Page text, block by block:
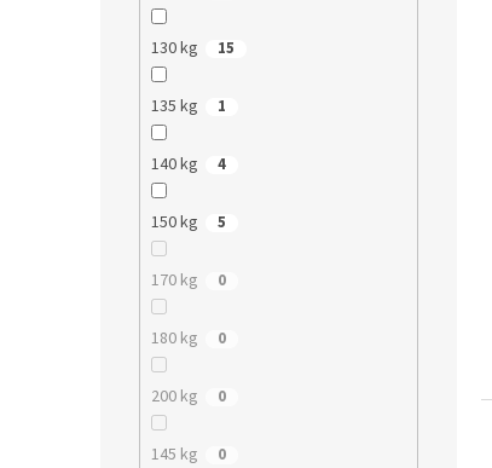
130 kg 15
135 kg 1
140 kg 4
150 kg 5
170 kg 0
180 kg 0
200 kg 0
145 kg 0